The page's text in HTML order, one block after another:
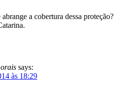
abrange a cobertura dessa proteção?
says:
às 18:29